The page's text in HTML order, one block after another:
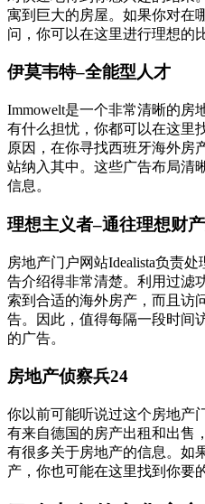
寓到巨大的房屋。如果你对在
问，你可以在这里进行理想的
伊莫韦特–全能型人才
Immowelt是一个非常清晰的房
有什么担忧，你都可以在这里
原因，在你寻找西班牙海外房
站纳入其中。这些广告布局清
信息。
理想主义者–通往理想财
房地产门户网站Idealista负责
告介绍得非常清楚。利用过滤
索到合适的海外房产，而且访
告。因此，值得每隔一段时间
的广告。
房地产侦察兵24
你以前可能听说过这个房地产
有来自德国的房产出租和出售
有很多关于房地产的信息。如
产，你也可能在这里找到你要